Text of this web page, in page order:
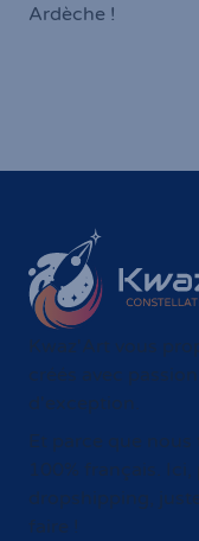
Ardèche !
Kwaz'Art vous
créés avec
d'exception.
Et parce que
100% français.
dropshipping,
faire !